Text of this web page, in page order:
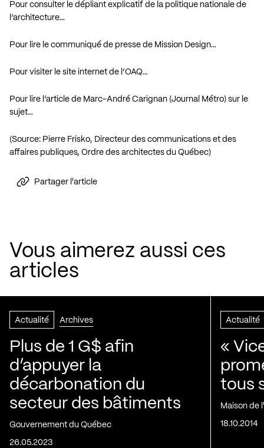
Pour consulter le dépliant explicatif de la politique nationale de
l’architecture…
Pour lire le communiqué de presse de Mission Design…
Pour visiter le site internet de l’OAQ…
Pour lire l’article de Marc-André Carignan (Journal Métro) sur le
sujet…
(Source: Pierre Frisko, Directeur des communications et des
affaires publiques, Ordre des architectes du Québec)
Partager l'article
Vous aimerez aussi ces
articles
Actualité Archives
Plus de 1 G$ afin
d’appuyer la
décarbonation du
secteur des bâtiments
Gouvernement du Québec
26.05.2023
Actualité
«
tous
Maison de
18.10.2014